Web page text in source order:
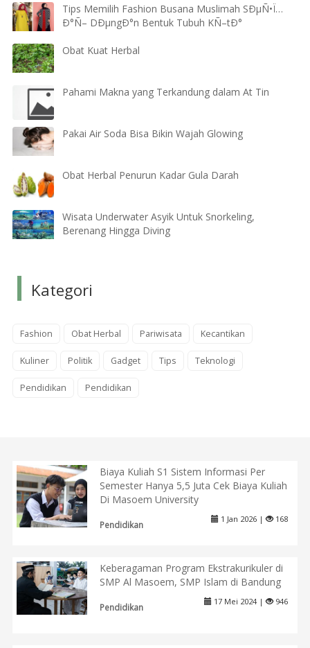
Tips Memilih Fashion Busana Muslimah SÐµÑ•Ï…
Ð°Ñ– DÐµngÐ°n Bentuk Tubuh KÑ–tÐ°
Obat Kuat Herbal
Pahami Makna yang Terkandung dalam At Tin
Pakai Air Soda Bisa Bikin Wajah Glowing
Obat Herbal Penurun Kadar Gula Darah
Wisata Underwater Asyik Untuk Snorkeling,
Berenang Hingga Diving
Kategori
Fashion Obat Herbal Pariwisata Kecantikan
Kuliner Politik Gadget Tips Teknologi
Pendidikan Pendidikan
Biaya Kuliah S1 Sistem Informasi Per
Semester Hanya 5,5 Juta Cek Biaya Kuliah
Di Masoem University
Pendidikan
1 Jan 2026 | 168
Keberagaman Program Ekstrakurikuler di
SMP Al Masoem, SMP Islam di Bandung
Pendidikan
17 Mei 2024 | 946